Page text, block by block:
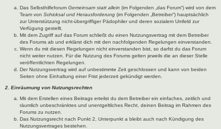
Das Selbsthilfeforum Gemeinsam statt allein (im Folgenden „das Forum“) wird von dem
Team von Schicksal und Herausforderung (im Folgenden „Betreiber“) hauptsächlich
zur Unterstützung nicht-übergriffiger Pädophiler und deren sozialem Umfeld zur
Verfügung gestellt.
Mit dem Zugriff auf das Forum schließt du einen Nutzungsvertrag mit dem Betreiber
des Forums ab und erklärst dich mit den nachfolgenden Regelungen einverstanden.
Wenn du mit diesen Regelungen nicht einverstanden bist, so darfst du das Forum
nicht weiter nutzen. Für die Nutzung des Forums gelten jeweils die an dieser Stelle
veröffentlichten Regelungen.
Der Nutzungsvertrag wird auf unbestimmte Zeit geschlossen und kann von beiden
Seiten ohne Einhaltung einer Frist jederzeit gekündigt werden.
2. Einräumung von Nutzungsrechten
Mit dem Erstellen eines Beitrags erteilst du dem Betreiber ein einfaches, zeitlich und
räumlich unbeschränktes und unentgeltliches Recht, deinen Beitrag im Rahmen des
Forums zu nutzen.
Das Nutzungsrecht nach Punkt 2, Unterpunkt a bleibt auch nach Kündigung des
Nutzungsvertrages bestehen.